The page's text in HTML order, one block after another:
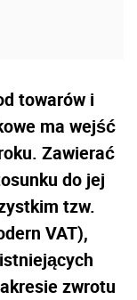
towarów i
ma wejść
Zawierać
do jej
tzw.
VAT),
zwrotu